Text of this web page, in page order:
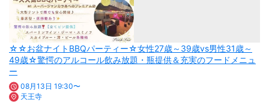
☆☆お盆ナイトBBQパーティー☆女性27歳～39歳vs男性31歳～
49歳☆驚愕のアルコール飲み放題・瓶提供＆充実のフードメニュ
ー
08月13日 19:30〜
天王寺